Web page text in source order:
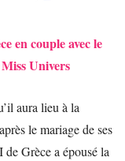
en couple avec le
Univers
aura lieu à la
le mariage de ses
Grèce a épousé la